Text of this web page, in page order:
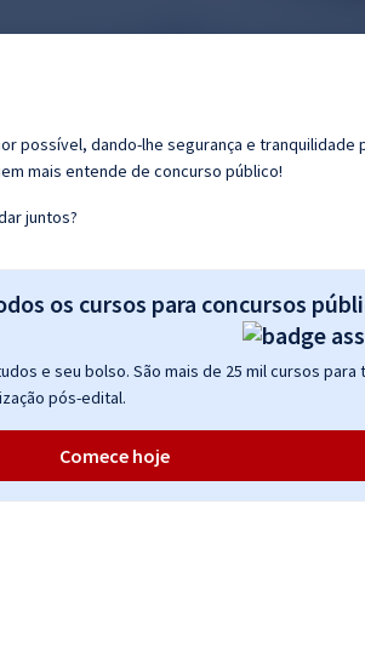
possível, dando-lhe segurança e tranquilidade
mais entende de concurso público!
juntos?
os cursos para concursos
e seu bolso. São mais de 25 mil cursos para
pós-edital.
Comece hoje